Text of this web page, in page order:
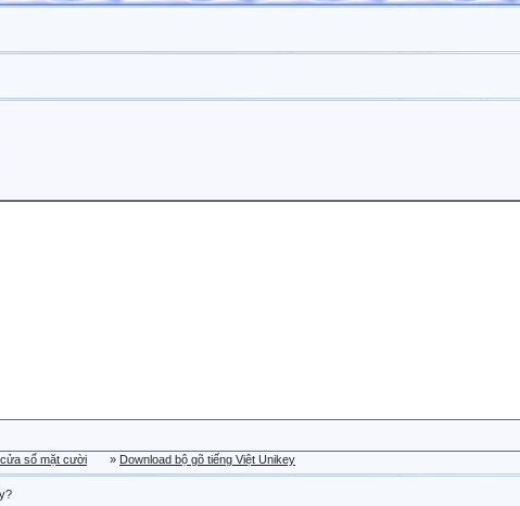
cửa sổ mặt cười » Download bộ gõ tiếng Việt Unikey